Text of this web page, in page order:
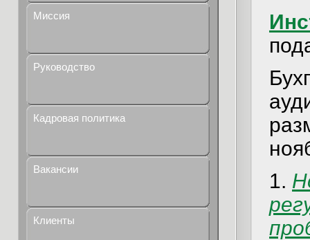
Миссия
Руководство
Кадровая политика
Вакансии
Клиенты
1.